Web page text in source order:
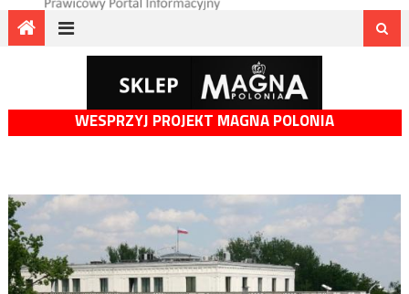
WESPRZYJ PROJEKT MAGNA POLONIA